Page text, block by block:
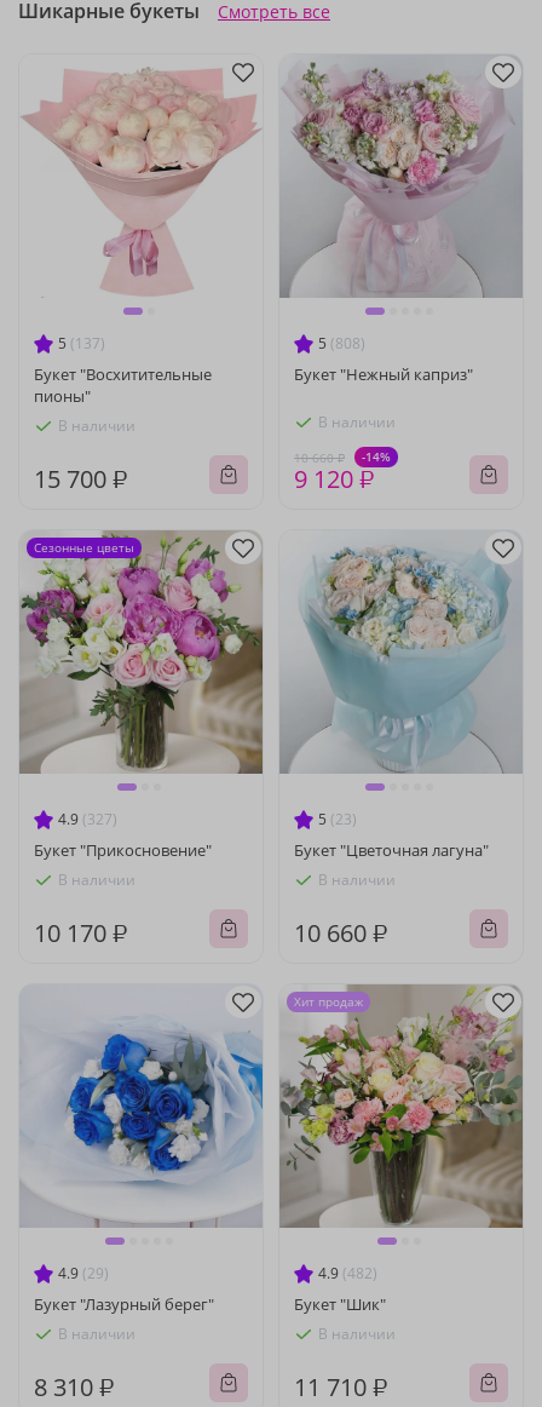
Шикарные букеты Смотреть все
5 (137)
Букет "Восхитительные
пионы"
В наличии
15 700 ₽
5 (808)
Букет "Нежный каприз"
В наличии
10 660 ₽ -14%
9 120 ₽
4.9 (327)
Букет "Прикосновение"
В наличии
10 170 ₽
Сезонные цветы
5 (23)
Букет "Цветочная лагуна"
В наличии
10 660 ₽
4.9 (29)
Букет "Лазурный берег"
В наличии
8 310 ₽
4.9 (482)
Букет "Шик"
В наличии
11 710 ₽
Хит продаж